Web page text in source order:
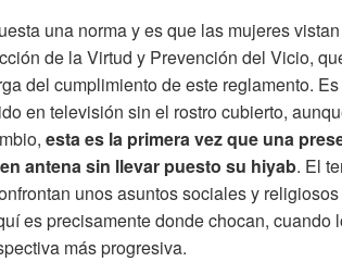
una norma y es que las mujeres
de la Virtud y Prevención del Vicio,
del cumplimiento de este reglamento.
en televisión sin el rostro cubierto,
esta es la primera vez que una
antena sin llevar puesto su hiyab. El
unos asuntos sociales y
es precisamente donde chocan, cuando
más progresiva.